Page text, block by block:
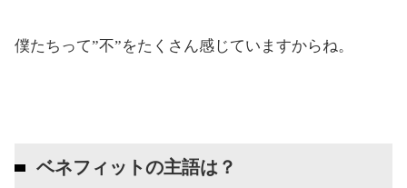
僕たちって”不”をたくさん感じていますからね。
ベネフィットの主語は？